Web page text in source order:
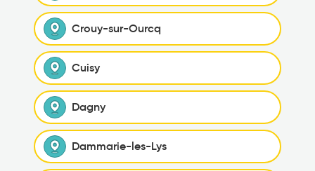
Crouy-sur-Ourcq
Cuisy
Dagny
Dammarie-les-Lys